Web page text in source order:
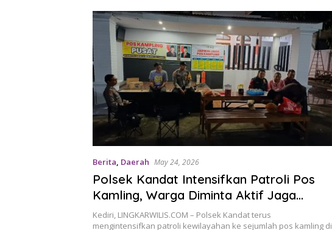
Berita, Daerah May 24, 2026
Polsek Kandat Intensifkan Patroli Pos
Kamling, Warga Diminta Aktif Jaga
Lingkungan
Kediri, LINGKARWILIS.COM – Polsek Kandat terus
mengintensifkan patroli kewilayahan ke sejumlah pos kamling di